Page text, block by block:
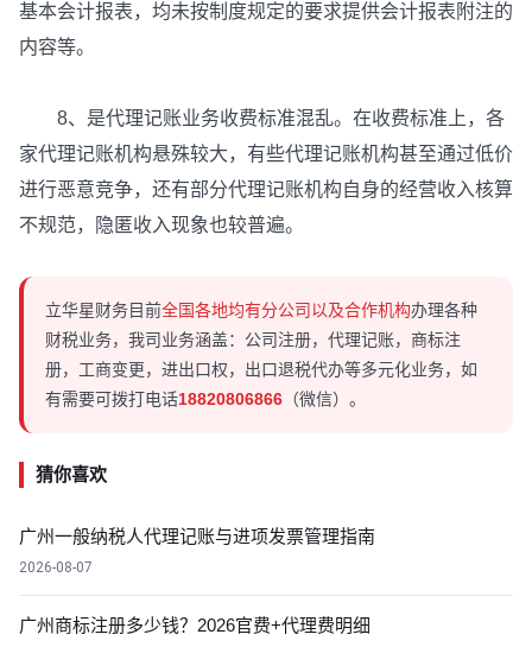
基本会计报表，均未按制度规定的要求提供会计报表附注的
内容等。
8、是代理记账业务收费标准混乱。在收费标准上，各
家代理记账机构悬殊较大，有些代理记账机构甚至通过低价
进行恶意竞争，还有部分代理记账机构自身的经营收入核算
不规范，隐匿收入现象也较普遍。
立华星财务目前全国各地均有分公司以及合作机构办理各种
财税业务，我司业务涵盖：公司注册，代理记账，商标注
册，工商变更，进出口权，出口退税代办等多元化业务，如
有需要可拨打电话18820806866 （微信）。
猜你喜欢
广州一般纳税人代理记账与进项发票管理指南
2026-08-07
广州商标注册多少钱？2026官费+代理费明细